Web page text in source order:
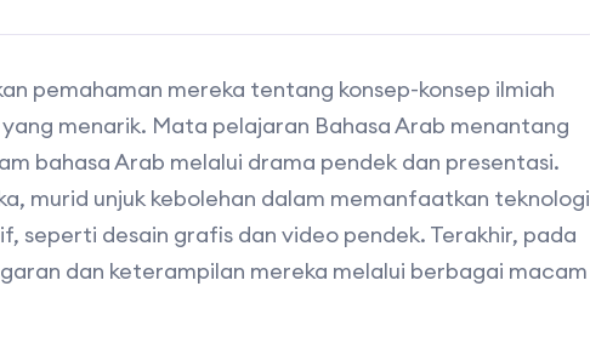
pemahaman mereka tentang konsep-konsep ilmiah
menarik. Mata pelajaran Bahasa Arab menantang
bahasa Arab melalui drama pendek dan presentasi.
murid unjuk kebolehan dalam memanfaatkan teknologi
seperti desain grafis dan video pendek. Terakhir, pada
dan keterampilan mereka melalui berbagai macam